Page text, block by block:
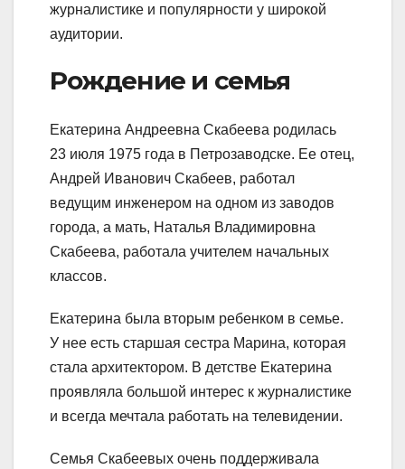
журналистике и популярности у широкой
аудитории.
Рождение и семья
Екатерина Андреевна Скабеева родилась
23 июля 1975 года в Петрозаводске. Ее отец,
Андрей Иванович Скабеев, работал
ведущим инженером на одном из заводов
города, а мать, Наталья Владимировна
Скабеева, работала учителем начальных
классов.
Екатерина была вторым ребенком в семье.
У нее есть старшая сестра Марина, которая
стала архитектором. В детстве Екатерина
проявляла большой интерес к журналистике
и всегда мечтала работать на телевидении.
Семья Скабеевых очень поддерживала